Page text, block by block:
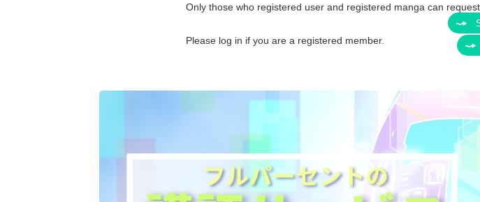
Only those who registered user and registered manga can
Please log in if you are a registered member.